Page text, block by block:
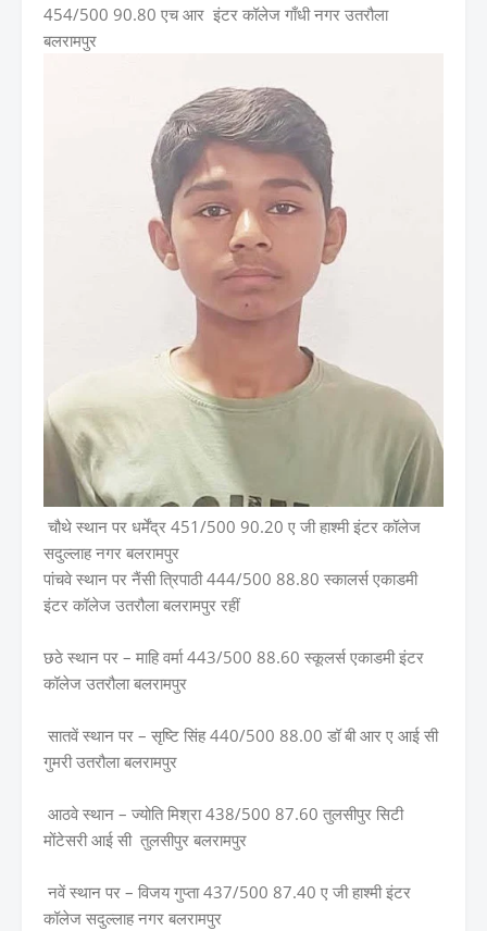
454/500 90.80 एच आर इंटर कॉलेज गाँधी नगर उतरौला
बलरामपुर
चौथे स्थान पर धर्मेंद्र 451/500 90.20 ए जी हाश्मी इंटर कॉलेज
सदुल्लाह नगर बलरामपुर
पांचवे स्थान पर नैंसी त्रिपाठी 444/500 88.80 स्कालर्स एकाडमी
इंटर कॉलेज उतरौला बलरामपुर रहीं
छठे स्थान पर – माहि वर्मा 443/500 88.60 स्कूलर्स एकाडमी इंटर
कॉलेज उतरौला बलरामपुर
सातवें स्थान पर – सृष्टि सिंह 440/500 88.00 डॉ बी आर ए आई सी
गुमरी उतरौला बलरामपुर
आठवे स्थान – ज्योति मिश्रा 438/500 87.60 तुलसीपुर सिटी
मोंटेसरी आई सी तुलसीपुर बलरामपुर
नवें स्थान पर – विजय गुप्ता 437/500 87.40 ए जी हाश्मी इंटर
कॉलेज सदुल्लाह नगर बलरामपुर